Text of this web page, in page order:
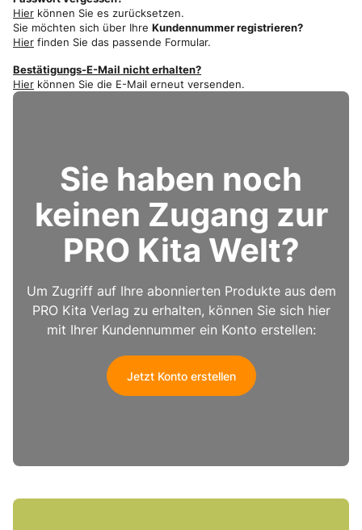
Hier können Sie es zurücksetzen.
Sie möchten sich über Ihre Kundennummer registrieren?
Hier finden Sie das passende Formular.
Bestätigungs-E-Mail nicht erhalten?
Hier können Sie die E-Mail erneut versenden.
Sie haben noch
keinen Zugang zur
PRO Kita Welt?
Um Zugriff auf Ihre abonnierten Produkte aus dem
PRO Kita Verlag zu erhalten, können Sie sich hier
mit Ihrer Kundennummer ein Konto erstellen:
Jetzt Konto erstellen